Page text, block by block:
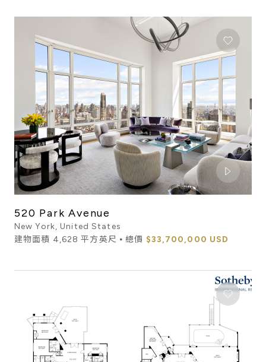
520 Park Avenue
New York, United States
建物面積 4,628 平方英尺 ⦁ 總價 $33,700,000 USD